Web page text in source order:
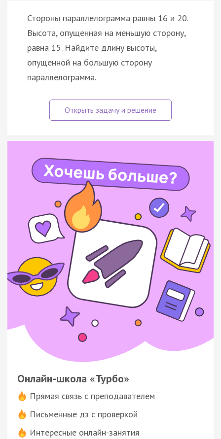
Стороны параллелограмма равны 16 и 20.
Высота, опущенная на меньшую сторону,
равна 15. Найдите длину высоты,
опущенной на большую сторону
параллелограмма.
Онлайн-школа «Турбо»
Прямая связь с преподавателем
Письменные дз с проверкой
Интересные онлайн-занятия